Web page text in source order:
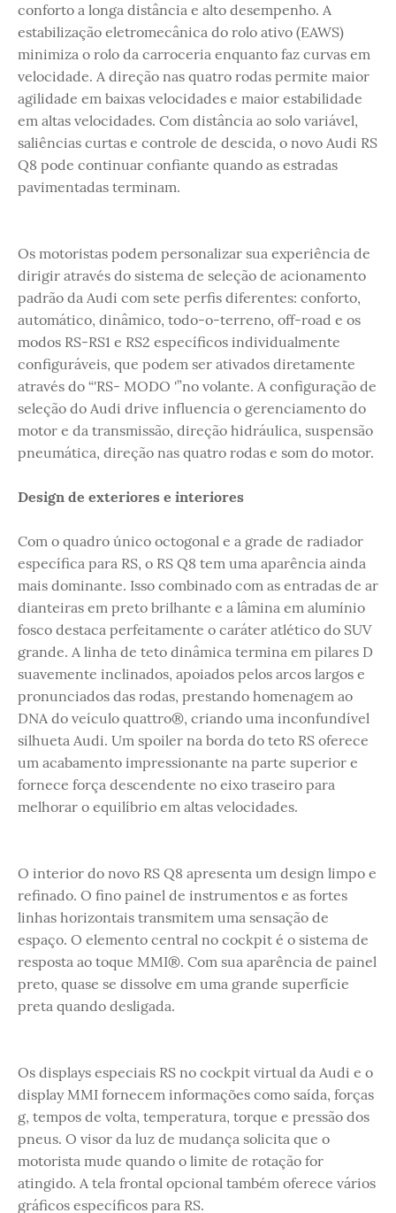
conforto a longa distância e alto desempenho. A
estabilização eletromecânica do rolo ativo (EAWS)
minimiza o rolo da carroceria enquanto faz curvas em
velocidade. A direção nas quatro rodas permite maior
agilidade em baixas velocidades e maior estabilidade
em altas velocidades. Com distância ao solo variável,
saliências curtas e controle de descida, o novo Audi RS
Q8 pode continuar confiante quando as estradas
pavimentadas terminam.
Os motoristas podem personalizar sua experiência de
dirigir através do sistema de seleção de acionamento
padrão da Audi com sete perfis diferentes: conforto,
automático, dinâmico, todo-o-terreno, off-road e os
modos RS-RS1 e RS2 específicos individualmente
configuráveis, que podem ser ativados diretamente
através do “'RS- MODO '”no volante. A configuração de
seleção do Audi drive influencia o gerenciamento do
motor e da transmissão, direção hidráulica, suspensão
pneumática, direção nas quatro rodas e som do motor.
Design de exteriores e interiores
Com o quadro único octogonal e a grade de radiador
específica para RS, o RS Q8 tem uma aparência ainda
mais dominante. Isso combinado com as entradas de ar
dianteiras em preto brilhante e a lâmina em alumínio
fosco destaca perfeitamente o caráter atlético do SUV
grande. A linha de teto dinâmica termina em pilares D
suavemente inclinados, apoiados pelos arcos largos e
pronunciados das rodas, prestando homenagem ao
DNA do veículo quattro®, criando uma inconfundível
silhueta Audi. Um spoiler na borda do teto RS oferece
um acabamento impressionante na parte superior e
fornece força descendente no eixo traseiro para
melhorar o equilíbrio em altas velocidades.
O interior do novo RS Q8 apresenta um design limpo e
refinado. O fino painel de instrumentos e as fortes
linhas horizontais transmitem uma sensação de
espaço. O elemento central no cockpit é o sistema de
resposta ao toque MMI®. Com sua aparência de painel
preto, quase se dissolve em uma grande superfície
preta quando desligada.
Os displays especiais RS no cockpit virtual da Audi e o
display MMI fornecem informações como saída, forças
g, tempos de volta, temperatura, torque e pressão dos
pneus. O visor da luz de mudança solicita que o
motorista mude quando o limite de rotação for
atingido. A tela frontal opcional também oferece vários
gráficos específicos para RS.